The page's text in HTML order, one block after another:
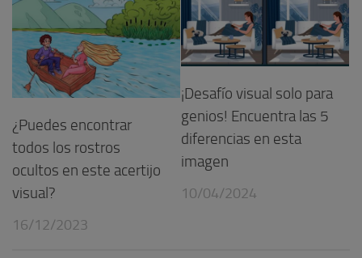
¿Puedes encontrar
todos los rostros
ocultos en este acertijo
visual?
16/12/2023
¡Desafío visual solo para
genios! Encuentra las 5
diferencias en esta
imagen
10/04/2024